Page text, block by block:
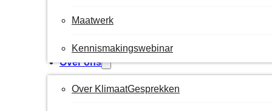
Maatwerk
Kennismakingswebinar
Over ons
Over KlimaatGesprekken